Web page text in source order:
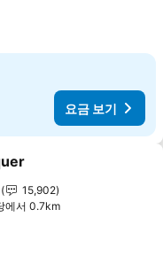
요금 보기
에 추가
15,902
에서 0.7km